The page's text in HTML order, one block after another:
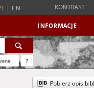
EN KONTRAST
INFORMACJE
?
Pobierz opis